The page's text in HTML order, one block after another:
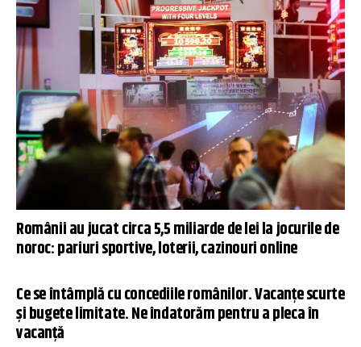
Românii au jucat circa 5,5 miliarde de lei la jocurile de
noroc: pariuri sportive, loterii, cazinouri online
Ce se întâmplă cu concediile românilor. Vacanțe scurte
și bugete limitate. Ne îndatorăm pentru a pleca în
vacanță